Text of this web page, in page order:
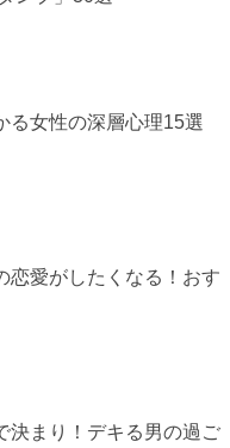
る女性の深層心理15選
恋愛がしたくなる！おす
決まり！デキる男の過ご